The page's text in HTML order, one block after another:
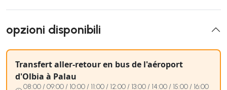
opzioni disponibili
Transfert aller-retour en bus de l'aéroport
d'Olbia à Palau
08:00 / 09:00 / 10:00 / 11:00 / 12:00 / 13:00 / 14:00 / 15:00 / 16:00